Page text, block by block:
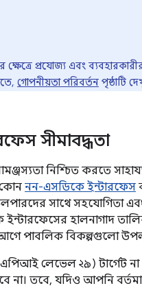
প্রযোজ্য এবং
গোপনীয়তা পরিবর্তন পৃষ্ঠাটি
সীমাবদ্ধতা
নিশ্চিত করতে
নন-এসডিকে ইন্টারফেস
সাথে সহযোগিতা
হালনাগাদ
পাবলিক বিকল্পগুলো
লেভেল ২৯)
না। তবে, যদিও আপনি